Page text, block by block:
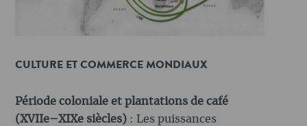
CULTURE ET COMMERCE MONDIAUX
Période coloniale et plantations de café
(XVIIe–XIXe siècles) : Les puissances